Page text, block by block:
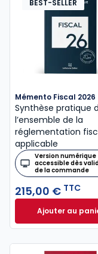
BEST-SELLER
Mémento Fiscal 2026
Synthèse pratique
l’ensemble de la
réglementation
applicable
Version numérique
accessible dès
de la commande
215,00 € TTC
Ajouter au